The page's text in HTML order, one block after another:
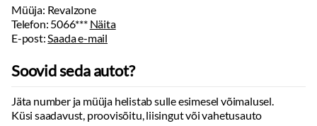
Tahavaatepeegel:isetumenev
Püsikiiruse hoidja:adaptiivne
Parkimiskaamera:
Parkimisandurid:ees, taga
Digitaalne näidikutepaneel
Info kuvamine esiklaasile
Müüja: Revalzone
Telefon: 5066*** Näita
E-post:Saada e-mail
Soovid seda autot?
Jäta number ja müüja helistab sulle esimesel võimalusel.
Küsi saadavust, proovisõitu, liisingut või vahetusauto